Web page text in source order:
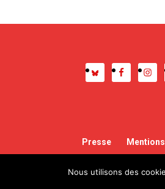
Presse
© 2020 ALDA –
Nous utilisons des